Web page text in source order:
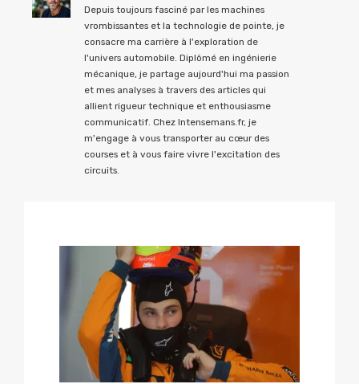
Depuis toujours fasciné par les machines
vrombissantes et la technologie de pointe, je
consacre ma carrière à l'exploration de
l'univers automobile. Diplômé en ingénierie
mécanique, je partage aujourd'hui ma passion
et mes analyses à travers des articles qui
allient rigueur technique et enthousiasme
communicatif. Chez Intensemans.fr, je
m'engage à vous transporter au cœur des
courses et à vous faire vivre l'excitation des
circuits.